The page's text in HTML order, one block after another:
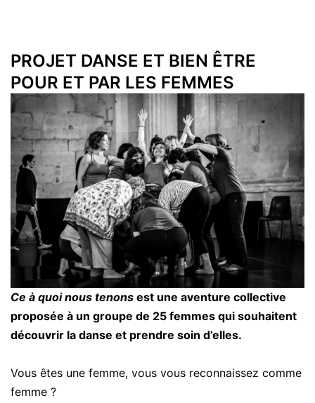
PROJET DANSE ET BIEN ÊTRE
POUR ET PAR LES FEMMES
Ce à quoi nous tenons est une aventure collective
proposée à un groupe de 25 femmes qui souhaitent
découvrir la danse et prendre soin d’elles.
Vous êtes une femme, vous vous reconnaissez comme
femme ?